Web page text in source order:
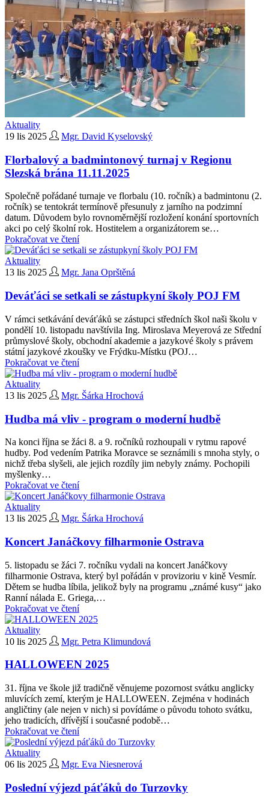
Aktuality
19 lis 2025
Mgr. David Kyselovský
Florbalový a badmintonový turnaj v Regionu
Slezská brána 11.11.2025
Společně pořádané turnaje ve florbalu (10. ročník) a badmintonu (2.
ročník) se tentokrát termínově přesunuly z jarního na podzimní
datum. Důvodem bylo rovnoměrnější rozložení konání sportovních
akci po celý školní rok. Hostitelem a organizátorem se…
Pokračovat ve čtení
Aktuality
13 lis 2025
Mgr. Jana Oprštěná
Deváťáci se setkali se zástupkyní školy POJ FM
V rámci setkávání deváťáků se zástupci středních škol naši školu v
pondělí 10. listopadu navštívila Ing. Miroslava Meyerová ze Střední
průmyslové školy, obchodní akademie a jazykové školy s právem
státní jazykové zkoušky ve Frýdku-Místku (POJ…
Pokračovat ve čtení
Aktuality
13 lis 2025
Mgr. Šárka Hrochová
Hudba má vliv - program o moderní hudbě
Na konci října se žáci 8. a 9. ročníků rozhoupali v rytmu rapové
hudby. Pod vedením Patrika Moravce se seznámili s mnoha styly, o
nichž třeba slyšeli, ale jejich rozdíly jim nebyly známy. Pochopili
myšlenky…
Pokračovat ve čtení
Aktuality
13 lis 2025
Mgr. Šárka Hrochová
Koncert Janáčkovy filharmonie Ostrava
5. listopadu se žáci 7. ročníku vydali na koncert Janáčkovy
filharmonie Ostrava, který byl pořádán v provizoriu v kině Vesmír.
Dětem se hudba líbila, jelikož byly na programu „známé kusy“ jako
Ranní nálada E. Griega,…
Pokračovat ve čtení
Aktuality
10 lis 2025
Mgr. Petra Klimundová
HALLOWEEN 2025
31. října ve škole již tradičně věnujeme pozornost svátku anglicky
mluvících zemí, kterým je HALLOWEEN. Zejména v hodinách
angličtiny (ale nejen v nich) si povídáme o původu tohoto svátku,
jeho tradicích, dřívější i současné podobě…
Pokračovat ve čtení
Aktuality
06 lis 2025
Mgr. Eva Niesnerová
Poslední výjezd páťáků do Turzovky